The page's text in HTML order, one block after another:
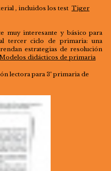
, incluidos los test Tiger
muy interesante y básico para
tercer ciclo de primaria: una
estrategias de resolución
didácticos de primaria
lectora para 3º primaria de